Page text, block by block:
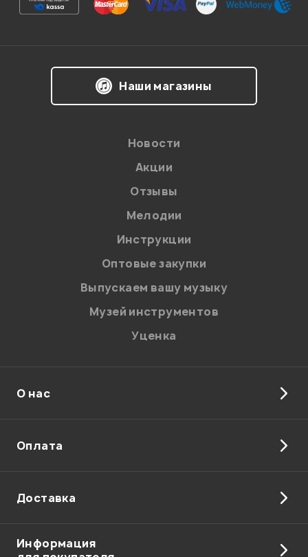
Наши магазины
Новости
Акции
Отзывы
Мелодии
Инструкции
Оптовые закупки
Выпускаем вашу музыку
Музей инструментов
Уценка
О нас
Оплата
Доставка
Информация